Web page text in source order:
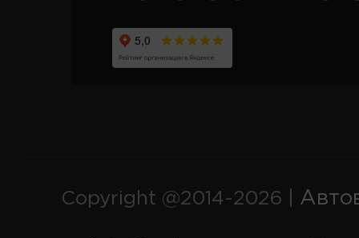
Copyright @2014-2026 |